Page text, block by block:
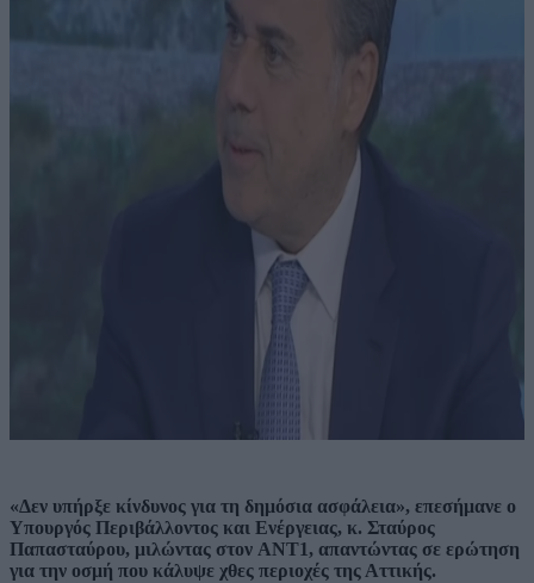
«Δεν υπήρξε κίνδυνος για τη δημόσια ασφάλεια», επεσήμανε ο
Υπουργός Περιβάλλοντος και Ενέργειας, κ. Σταύρος
Παπασταύρου, μιλώντας στον AΝΤ1, απαντώντας σε ερώτηση
για την οσμή που κάλυψε χθες περιοχές της Αττικής.